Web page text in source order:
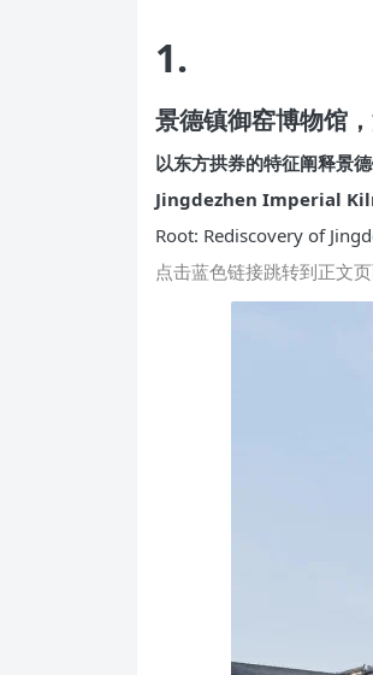
1.
景德镇御窑博物馆
以东方拱券的特征阐释景
Jingdezhen Imperial
Root: Rediscovery of
点击蓝色链接跳转到正文